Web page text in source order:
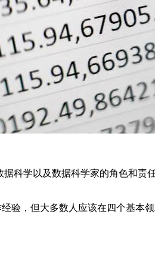
科学以及数据科学家的角色和责
验，但大多数人应该在四个基本